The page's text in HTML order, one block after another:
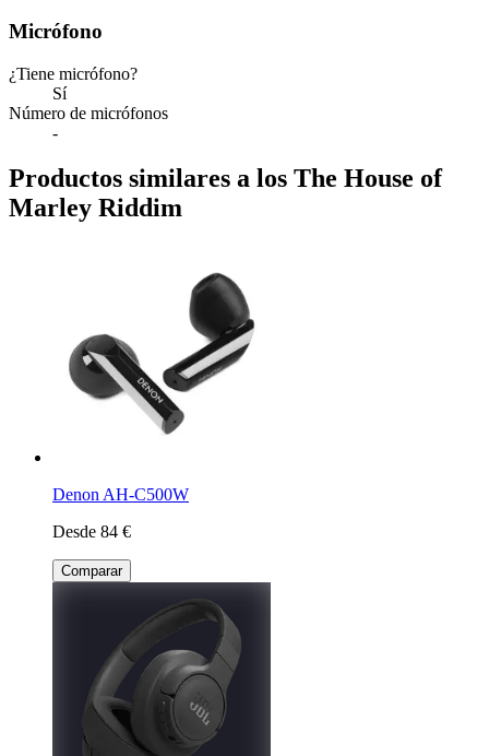
Micrófono
¿Tiene micrófono?
Sí
Número de micrófonos
-
Productos similares a los The House of
Marley Riddim
Denon AH-C500W
Desde 84 €
Comparar